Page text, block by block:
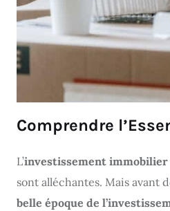
Comprendre
L’investissement immobilier
sont alléchantes. Mais avant
belle époque de